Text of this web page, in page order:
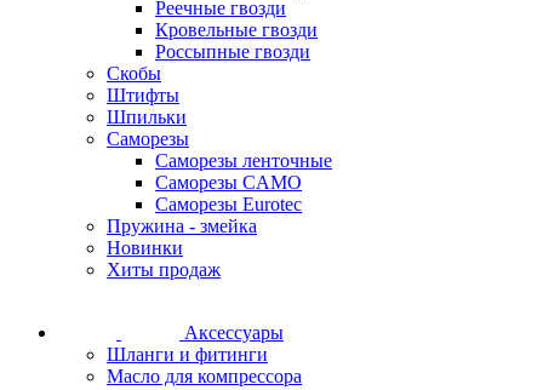
Реечные гвозди
Кровельные гвозди
Россыпные гвозди
Скобы
Штифты
Шпильки
Саморезы
Саморезы ленточные
Саморезы CAMO
Саморезы Eurotec
Пружина - змейка
Новинки
Хиты продаж
Аксессуары
Шланги и фитинги
Масло для компрессора